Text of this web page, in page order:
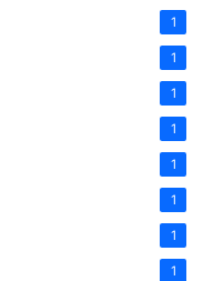
1
1
1
1
1
1
1
1